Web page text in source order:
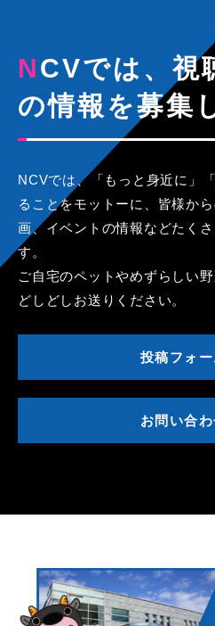
NCVでは、視聴者さまから
の情報を募集
NCVでは、「もっと身近に」
ることをモットーに、皆様か
画、イベントの情報などたく
す。
ご自宅のペットやめずらしい
どしどしお送りください。
投稿フォ
お問い合